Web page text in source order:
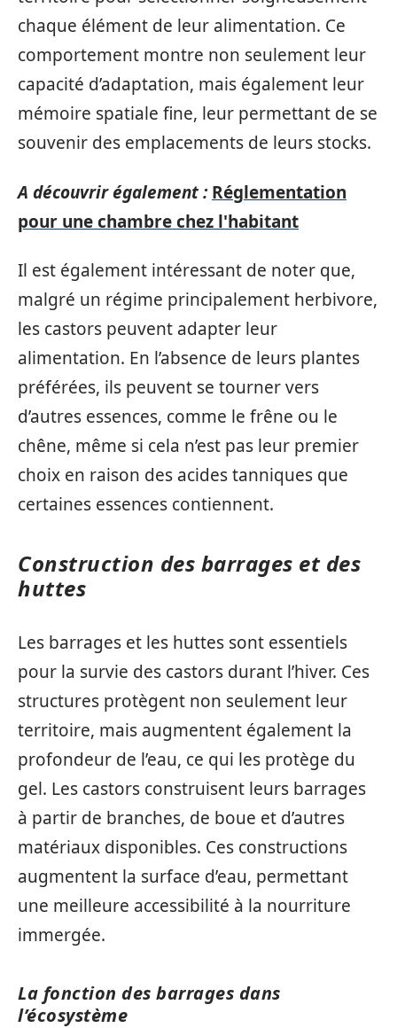
chaque élément de leur alimentation. Ce
comportement montre non seulement leur
capacité d’adaptation, mais également leur
mémoire spatiale fine, leur permettant de se
souvenir des emplacements de leurs stocks.
A découvrir également : Réglementation
pour une chambre chez l'habitant
Il est également intéressant de noter que,
malgré un régime principalement herbivore,
les castors peuvent adapter leur
alimentation. En l’absence de leurs plantes
préférées, ils peuvent se tourner vers
d’autres essences, comme le frêne ou le
chêne, même si cela n’est pas leur premier
choix en raison des acides tanniques que
certaines essences contiennent.
Construction des barrages et des
huttes
Les barrages et les huttes sont essentiels
pour la survie des castors durant l’hiver. Ces
structures protègent non seulement leur
territoire, mais augmentent également la
profondeur de l’eau, ce qui les protège du
gel. Les castors construisent leurs barrages
à partir de branches, de boue et d’autres
matériaux disponibles. Ces constructions
augmentent la surface d’eau, permettant
une meilleure accessibilité à la nourriture
immergée.
La fonction des barrages dans
l’écosystème